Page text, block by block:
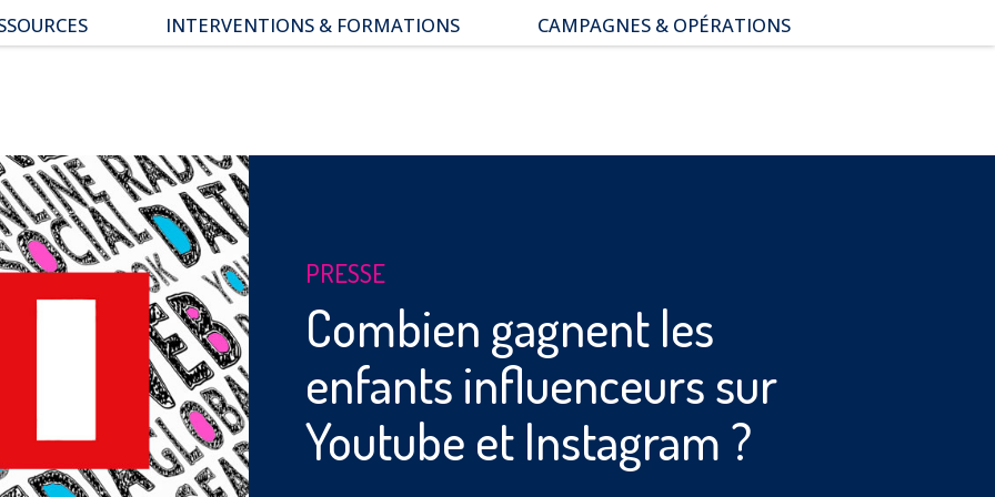
INTERVENTIONS & FORMATIONS
CAMPAGNES & OPÉRATIONS
PRESSE
Combien gagnent les
enfants influenceurs sur
Youtube et Instagram ?